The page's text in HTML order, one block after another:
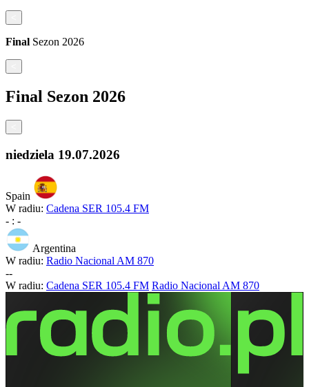
Final Sezon 2026
Final Sezon 2026
niedziela 19.07.2026
Spain
W radiu: Cadena SER 105.4 FM
- : -
Argentina
W radiu: Radio Nacional AM 870
--
W radiu: Cadena SER 105.4 FM Radio Nacional AM 870